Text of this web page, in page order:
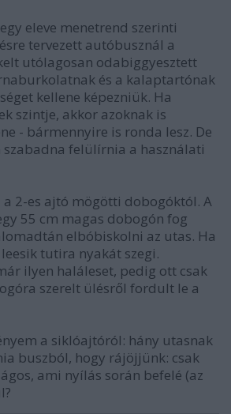
eleve menetrend szerinti
tervezett autóbusznál a
utólagosan odabiggyesztett
és a kalaptartónak
kellene képezniük. Ha
szintje, akkor azoknak is
- bármennyire is ronda lesz. De
szabadna felülírnia a használati
a 2-es ajtó mögötti dobogóktól. A
55 cm magas dobogón fog
elbóbiskolni az utas. Ha
tutira nyakát szegi.
ilyen haláleset, pedig ott csak
szerelt ülésről fordult le a
a siklóajtóról: hány utasnak
buszból, hogy rájöjjünk: csak
ami nyílás során befelé (az